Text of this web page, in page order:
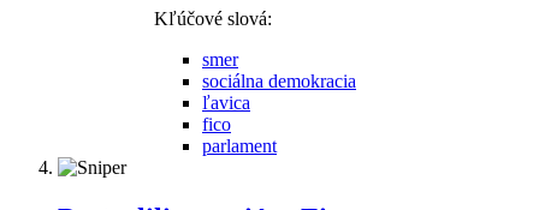
Kľúčové slová:
smer
sociálna demokracia
ľavica
fico
parlament